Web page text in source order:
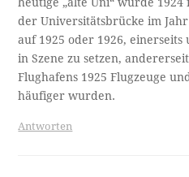
der Universitätsbrücke im
auf 1925 oder 1926, einerseits
in Szene zu setzen,
Flughafens 1925 Flugzeuge
häufiger wurden.
Antworten